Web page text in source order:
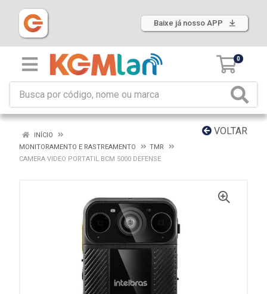
Baixe já nosso APP
0
VOLTAR
INÍCIO
MONITORAMENTO E RASTREAMENTO
TMR
CAMERA VIDEO PORTATIL BCM 5000 DEFENSE